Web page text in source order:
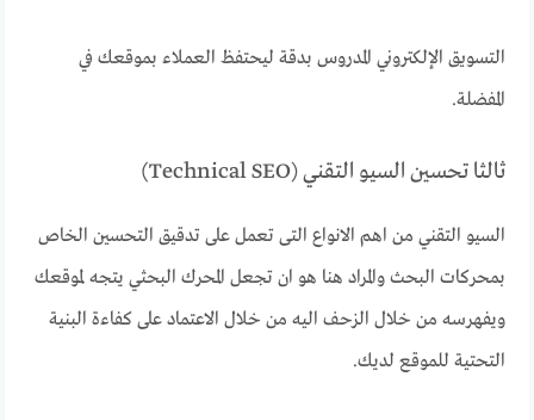
التسويق الإلكتروني المدروس بدقة ليحتفظ العملاء بموقعك في
المفضلة.
ثالثا تحسين السيو التقني (Technical SEO)
السيو التقني من اهم الانواع التى تعمل على تدقيق التحسين الخاص
بمحركات البحث والمراد هنا هو ان تجعل المحرك البحثي يتجه لموقعك
ويفهرسه من خلال الزحف اليه من خلال الاعتماد على كفاءة البنية
التحتية للموقع لديك.